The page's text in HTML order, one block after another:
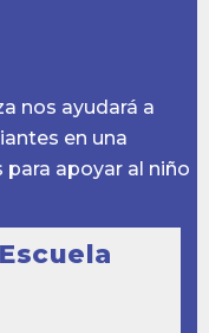
nos ayudará a
en una
apoyar al niño